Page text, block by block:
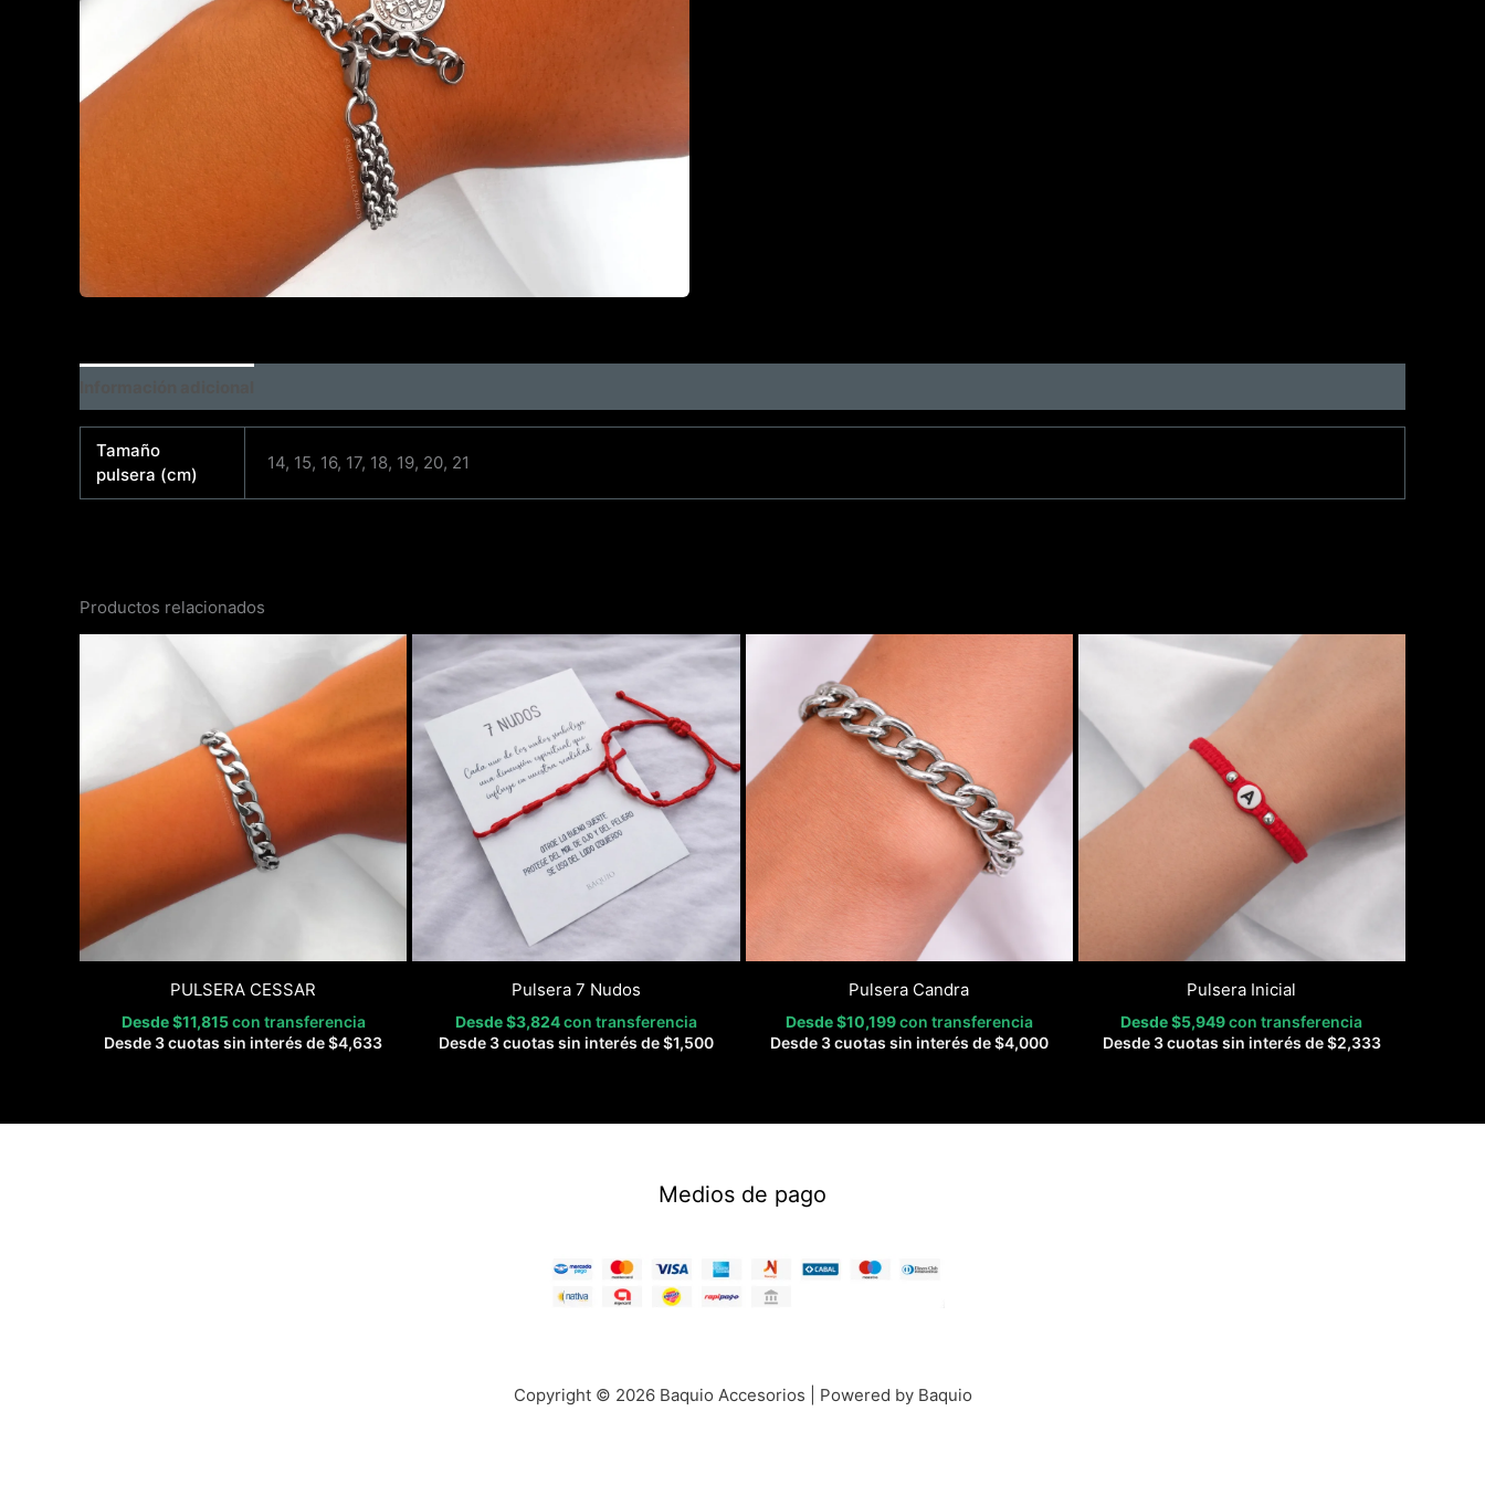
Tamaño
pulsera (cm)
14, 15, 16, 17, 18, 19, 20, 21
Productos relacionados
PULSERA CESSAR
Desde$11,815con transferencia
Desde 3 cuotas sin interés de$4,633
Pulsera 7 Nudos
Desde$3,824con transferencia
Desde 3 cuotas sin interés de$1,500
Pulsera Candra
Desde$10,199con transferencia
Desde 3 cuotas sin interés de$4,000
Pulsera Inicial
Desde$5,949con transferencia
Desde 3 cuotas sin interés de$2,333
Medios de pago
Copyright © 2026 Baquio Accesorios | Powered by Baquio